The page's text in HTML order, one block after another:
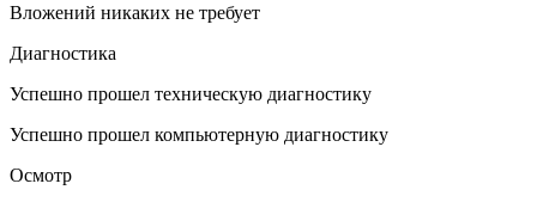
Вложений никаких не требует
Диагностика
Успешно прошел техническую диагностику
Успешно прошел компьютерную диагностику
Осмотр